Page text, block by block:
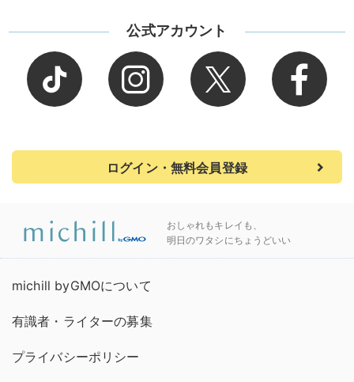
公式アカウント
ログイン・無料会員登録
おしゃれもキレイも、
明日のワタシにちょうどいい
michill byGMOについて
有識者・ライターの募集
プライバシーポリシー